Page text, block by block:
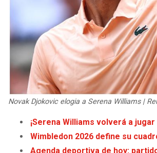
Novak Djokovic elogia a Serena Williams |
¡Serena Williams volverá a
Wimbledon 2026 define su
Agenda deportiva de hoy: